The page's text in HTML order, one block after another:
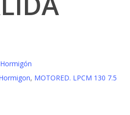
, MOTORED. LPCM 130 7.5